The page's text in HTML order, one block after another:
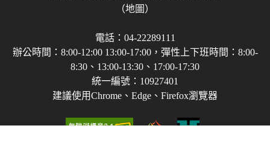
（地圖）
電話：04-22289111
辦公時間：8:00-12:00 13:00-17:00，彈性上下班時間：8:00-
8:30、13:00-13:30、17:00-17:30
統一編號：10927401
建議使用Chrome、Edge、Firefox瀏覽器